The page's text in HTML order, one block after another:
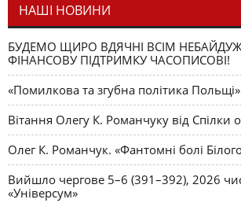
НАШІ НОВИНИ
БУДЕМО ЩИРО ВДЯЧНІ ВСІМ
ФІНАНСОВУ ПІДТРИМКУ ЧАСОПИСОВІ!
«Помилкова та згубна політика Польщі»
Вітання Олегу К. Романчуку від Спілки
Олег К. Романчук. «Фантомні болі
Вийшло чергове 5–6 (391–392), 2026
«Універсум»